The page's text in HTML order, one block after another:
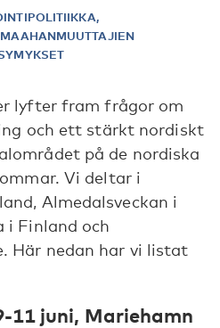
lyfter fram frågor om
och ett stärkt nordiskt
på de nordiska
Vi deltar i
Almedalsveckan i
i Finland och
Här nedan har vi listat
juni, Mariehamn